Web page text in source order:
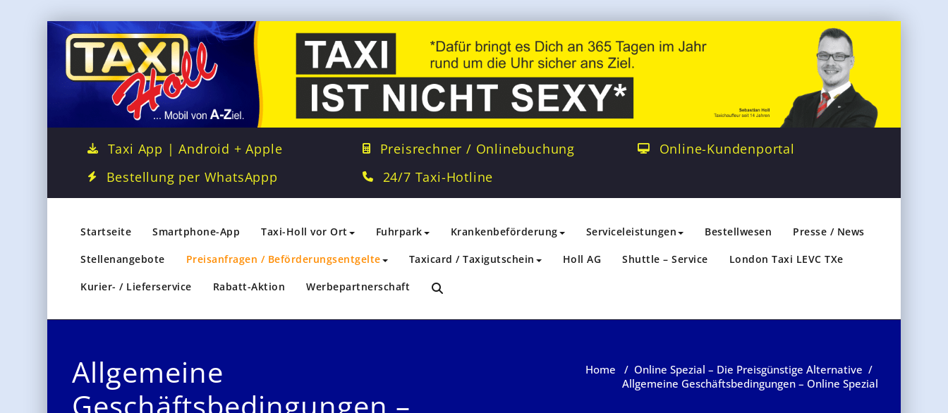
Taxi App | Android + Apple
Bestellung per WhatsAppp
Preisrechner / Onlinebuchung
24/7 Taxi-Hotline
Online-Kundenportal
Startseite Smartphone-App Taxi-Holl vor Ort Fuhrpark Krankenbeförderung Serviceleistungen Bestellwesen Presse / News
Stellenangebote Preisanfragen / Beförderungsentgelte Taxicard / Taxigutschein Holl AG Shuttle – Service London Taxi LEVC TXe
Kurier- / Lieferservice Rabatt-Aktion Werbepartnerschaft
Allgemeine
Home / Online Spezial – Die Preisgünstige Alternative /
Allgemeine Geschäftsbedingungen – Online Spezial